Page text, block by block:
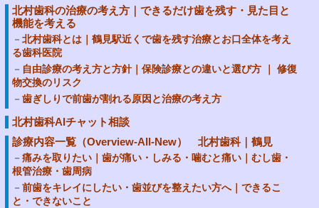
北村歯科の治療の考え方｜できるだけ歯を残す・見た目と
機能を考える
北村歯科とは｜鶴見駅近くで歯を残す治療とお口全体を考え
る歯科医院
自由診療の考え方と方針｜保険診療との違いと選び方 ｜ 修復
物交換のリスク
歯ぎしりで前歯が割れる原因と治療の考え方
北村歯科AIチャット相談
診療内容一覧（Overview-All-New） 北村歯科｜鶴見
痛みを取りたい｜歯が痛い・しみる・噛むと痛い｜むし歯・
根管治療・歯周病
前歯をキレイにしたい・歯並びを整えたい方へ｜できるこ
と・できないこと